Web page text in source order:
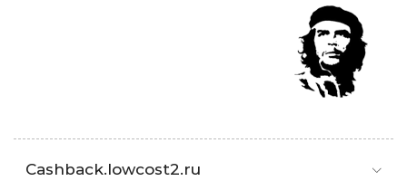
Cashback.lowcost2.ru